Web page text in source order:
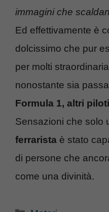
immagini che
Ed effettivamente è
dolcissimo che pur
per molti
nonostante sia
Formula 1, altri
Sensazioni che solo
ferrarista è stato
di persone che
come una divinità.